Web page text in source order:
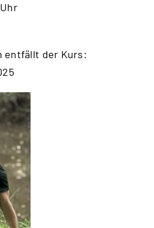
entfällt der Kurs: